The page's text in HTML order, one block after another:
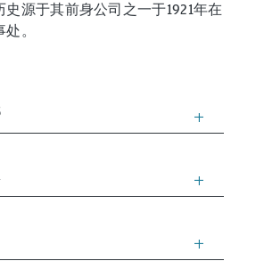
源于其前身公司之一于1921年在
。